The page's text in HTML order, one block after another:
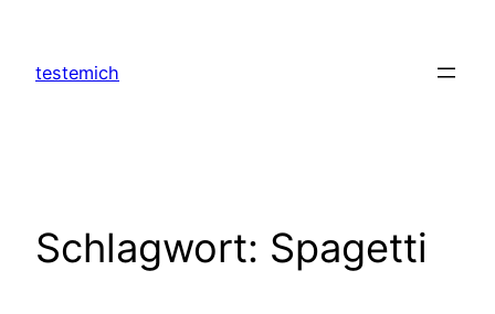
springen
testemich
Schlagwort: Spagetti